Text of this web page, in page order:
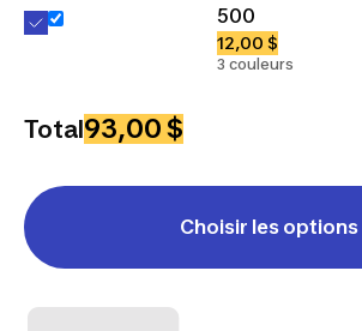
500
12,00 $
3 couleurs
Total93,00 $
Choisir les options